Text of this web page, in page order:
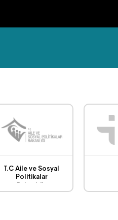
T.C Aile ve Sosyal
Politikalar
Bakanlığı